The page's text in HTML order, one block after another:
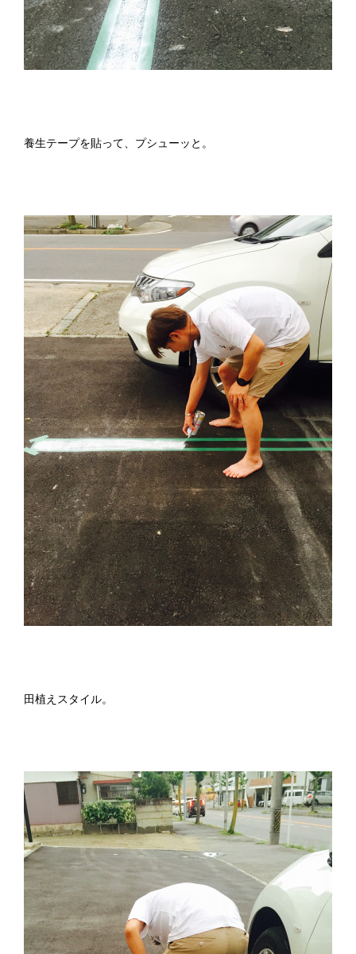
養生テープを貼って、プシューッと。
田植えスタイル。